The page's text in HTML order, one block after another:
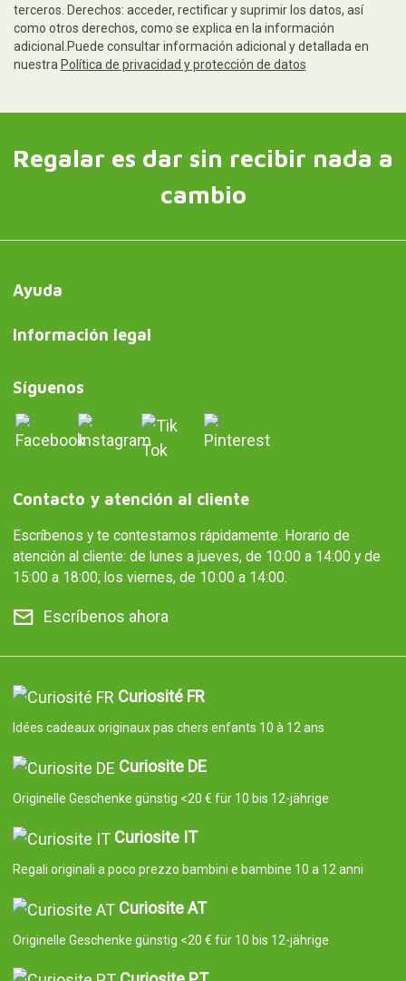
terceros. Derechos: acceder, rectificar y suprimir los datos, así
como otros derechos, como se explica en la información
adicional.Puede consultar información adicional y detallada en
nuestra Política de privacidad y protección de datos
Regalar es dar sin recibir nada a
cambio
Ayuda
Información legal
Síguenos
Contacto y atención al cliente
Escríbenos y te contestamos rápidamente. Horario de
atención al cliente: de lunes a jueves, de 10:00 a 14:00 y de
15:00 a 18:00; los viernes, de 10:00 a 14:00.
Escríbenos ahora
Curiosité FR
Idées cadeaux originaux pas chers enfants 10 à 12 ans
Curiosite DE
Originelle Geschenke günstig <20 € für 10 bis 12-jährige
Curiosite IT
Regali originali a poco prezzo bambini e bambine 10 a 12 anni
Curiosite AT
Originelle Geschenke günstig <20 € für 10 bis 12-jährige